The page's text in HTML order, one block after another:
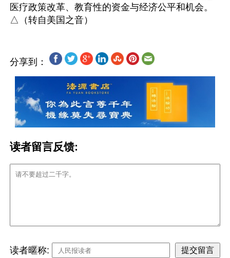
医疗政策改革、教育性的资金与经济公平和机会。
分享到：
读者留言反馈:
读者暱称: